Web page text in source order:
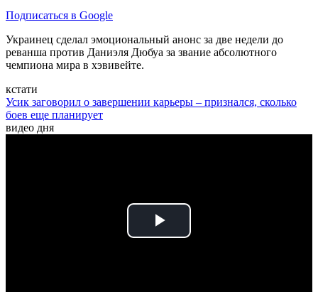
Подписаться в Google
Украинец сделал эмоциональный анонс за две недели до
реванша против Даниэля Дюбуа за звание абсолютного
чемпиона мира в хэвивейте.
кстати
Усик заговорил о завершении карьеры – признался, сколько
боев еще планирует
видео дня
Play